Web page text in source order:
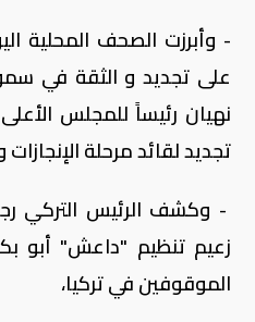
- وأبرزت الصحف المحلية
على تجديد و الثقة في
نهيان رئيساً للمجلس
تجديد لقائد مرحلة الإنجازات
- وكشف الرئيس التركي
زعيم تنظيم "داعش" أبو
الموقوفين في تركيا،